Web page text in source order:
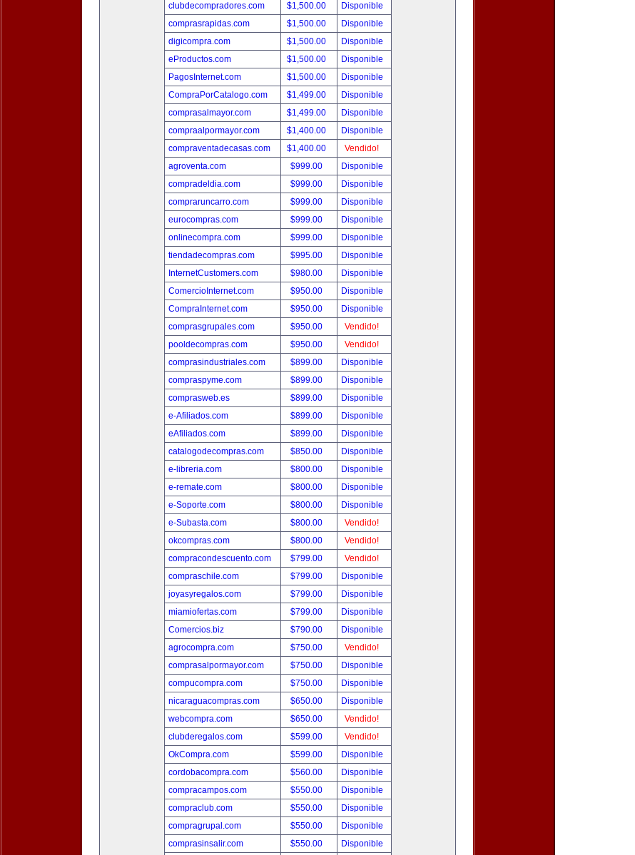
clubdecompradores.com
$1,500.00
Disponible
comprasrapidas.com
$1,500.00
Disponible
digicompra.com
$1,500.00
Disponible
eProductos.com
$1,500.00
Disponible
PagosInternet.com
$1,500.00
Disponible
CompraPorCatalogo.com
$1,499.00
Disponible
comprasalmayor.com
$1,499.00
Disponible
compraalpormayor.com
$1,400.00
Disponible
compraventadecasas.com
$1,400.00
Vendido!
agroventa.com
$999.00
Disponible
compradeldia.com
$999.00
Disponible
compraruncarro.com
$999.00
Disponible
eurocompras.com
$999.00
Disponible
onlinecompra.com
$999.00
Disponible
tiendadecompras.com
$995.00
Disponible
InternetCustomers.com
$980.00
Disponible
ComercioInternet.com
$950.00
Disponible
CompraInternet.com
$950.00
Disponible
comprasgrupales.com
$950.00
Vendido!
pooldecompras.com
$950.00
Vendido!
comprasindustriales.com
$899.00
Disponible
compraspyme.com
$899.00
Disponible
comprasweb.es
$899.00
Disponible
e-Afiliados.com
$899.00
Disponible
eAfiliados.com
$899.00
Disponible
catalogodecompras.com
$850.00
Disponible
e-libreria.com
$800.00
Disponible
e-remate.com
$800.00
Disponible
e-Soporte.com
$800.00
Disponible
e-Subasta.com
$800.00
Vendido!
okcompras.com
$800.00
Vendido!
compracondescuento.com
$799.00
Vendido!
compraschile.com
$799.00
Disponible
joyasyregalos.com
$799.00
Disponible
miamiofertas.com
$799.00
Disponible
Comercios.biz
$790.00
Disponible
agrocompra.com
$750.00
Vendido!
comprasalpormayor.com
$750.00
Disponible
compucompra.com
$750.00
Disponible
nicaraguacompras.com
$650.00
Disponible
webcompra.com
$650.00
Vendido!
clubderegalos.com
$599.00
Vendido!
OkCompra.com
$599.00
Disponible
cordobacompra.com
$560.00
Disponible
compracampos.com
$550.00
Disponible
compraclub.com
$550.00
Disponible
compragrupal.com
$550.00
Disponible
comprasinsalir.com
$550.00
Disponible